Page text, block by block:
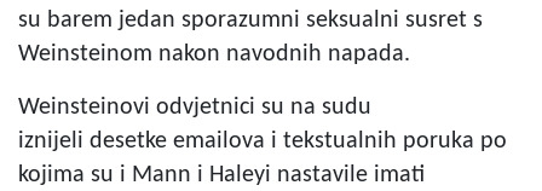
su barem jedan sporazumni seksualni susret s
Weinsteinom nakon navodnih napada.
Weinsteinovi odvjetnici su na sudu
iznijeli desetke emailova i tekstualnih poruka po
kojima su i Mann i Haleyi nastavile imati